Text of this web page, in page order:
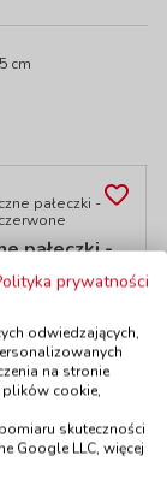
cm
pałeczki -
TSMES118
5 dni
zł z VAT
koszyka
prywatności
odwiedzających,
na stronie
plików cookie,
skuteczności
Google LLC, więcej